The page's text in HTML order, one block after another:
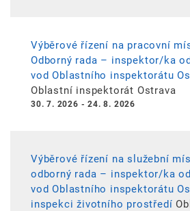
Výběrové řízení na pracovní
Odborný rada – inspektor/ka
vod Oblastního inspektorátu
Oblastní inspektorát Ostrava
30. 7. 2026 -24. 8. 2026
Výběrové řízení na služební
odborný rada – inspektor/ka
vod Oblastního inspektorátu
inspekci životního prostředí